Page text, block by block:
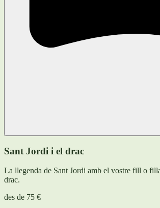
Sant Jordi i el drac
La llegenda de Sant Jordi amb el vostre fill o
drac.
des de 75 €